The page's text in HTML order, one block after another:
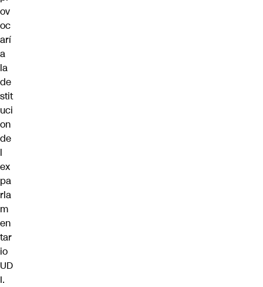
ov
oc
arí
a
la
de
stit
uci
on
de
l
ex
pa
rla
m
en
tar
io
UD
I.